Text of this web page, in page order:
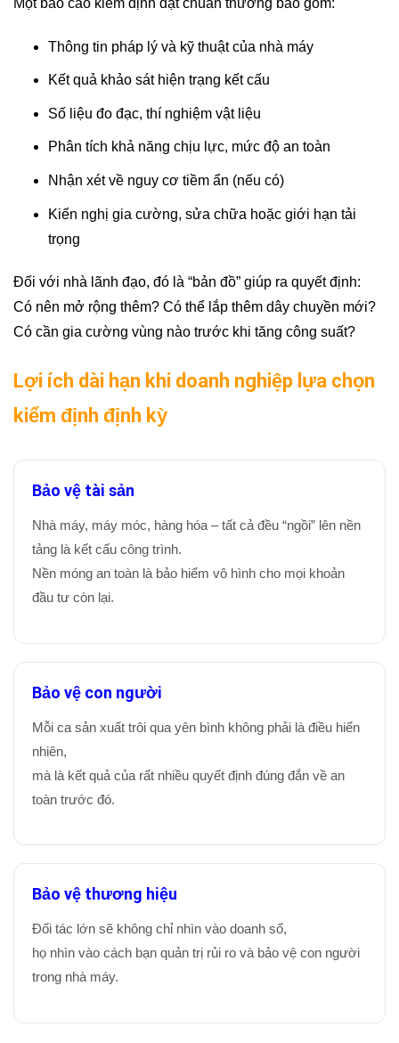
Thông tin pháp lý và kỹ thuật của nhà máy
Kết quả khảo sát hiện trạng kết cấu
Số liệu đo đạc, thí nghiệm vật liệu
Phân tích khả năng chịu lực, mức độ an toàn
Nhận xét về nguy cơ tiềm ẩn (nếu có)
Kiến nghị gia cường, sửa chữa hoặc giới hạn tải
trọng
Đối với nhà lãnh đạo, đó là “bản đồ” giúp ra quyết định:
Có nên mở rộng thêm? Có thể lắp thêm dây chuyền mới?
Có cần gia cường vùng nào trước khi tăng công suất?
Lợi ích dài hạn khi doanh nghiệp lựa chọn
kiểm định định kỳ
Bảo vệ tài sản
Nhà máy, máy móc, hàng hóa – tất cả đều “ngồi” lên nền
tảng là kết cấu công trình.
Nền móng an toàn là bảo hiểm vô hình cho mọi khoản
đầu tư còn lại.
Bảo vệ con người
Mỗi ca sản xuất trôi qua yên bình không phải là điều hiển
nhiên,
mà là kết quả của rất nhiều quyết định đúng đắn về an
toàn trước đó.
Bảo vệ thương hiệu
Đối tác lớn sẽ không chỉ nhìn vào doanh số,
họ nhìn vào cách bạn quản trị rủi ro và bảo vệ con người
trong nhà máy.